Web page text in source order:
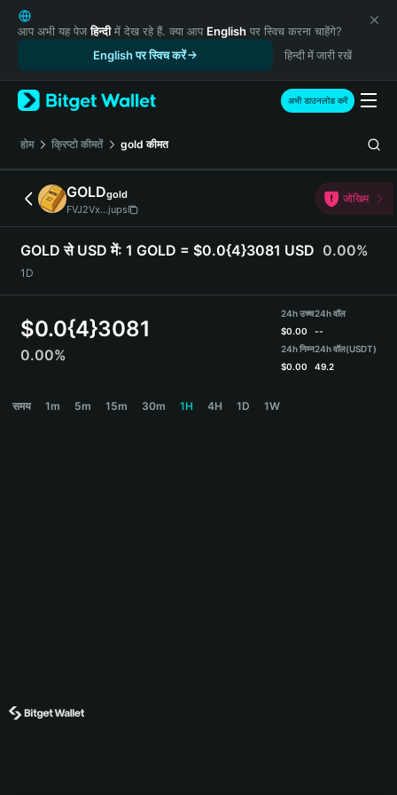
English
日本語
Русский
Español (Latinoamérica)
Türkçe
Italiano
Deutsch
简体中文
繁體中文
Português (Portugal)
Bahasa Indonesia
Español
आप अभी यह पेजहिन्दीमें देख रहे हैं. क्या आप English पर स्विच करना चाहेंगे?
English पर स्विच करें
हिन्दी में जारी रखें
अभी डाउनलोड करें
होम क्रिप्टो कीमतें gold कीमत
GOLDgold
FVJ2Vx...jups
जोखिम
GOLD से USD में: 1 GOLD = $0.0{4}3081 USD 0.00%
1D
$0.0{4}3081
0.00%
24h उच्च
$0.00
24h निम्न
$0.00
24h वॉल
--
24h वॉल(USDT)
49.2
समय 1m 5m 15m 30m 1H 4H 1D 1W